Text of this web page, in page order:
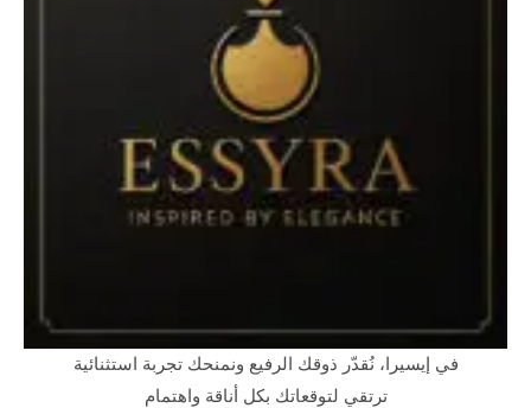
في إيسيرا، نُقدّر ذوقك الرفيع ونمنحك تجربة استثنائية
ترتقي لتوقعاتك بكل أناقة واهتمام